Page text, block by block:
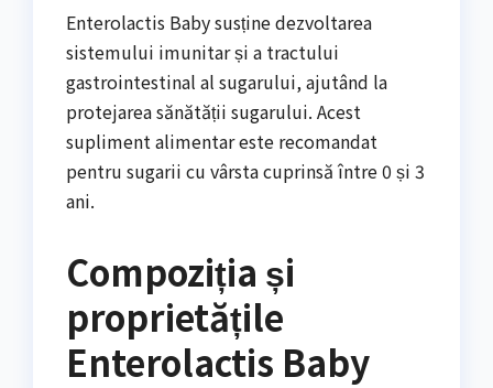
Enterolactis Baby susține dezvoltarea
sistemului imunitar și a tractului
gastrointestinal al sugarului, ajutând la
protejarea sănătății sugarului. Acest
supliment alimentar este recomandat
pentru sugarii cu vârsta cuprinsă între 0 și 3
ani.
Compoziția și
proprietățile
Enterolactis Baby